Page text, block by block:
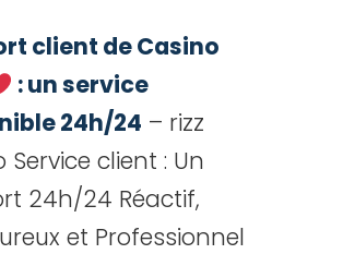
client de Casino
: un service
24h/24 – rizz
Service client : Un
24h/24 Réactif,
et Professionnel